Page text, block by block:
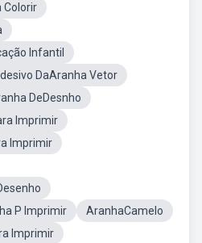
Colorir
Infantil
DaAranha Vetor
DeDesnho
Imprimir
Imprimir
P Imprimir
AranhaCamelo
Imprimir